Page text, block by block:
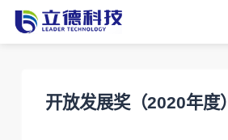
开放发展奖（2020年度）